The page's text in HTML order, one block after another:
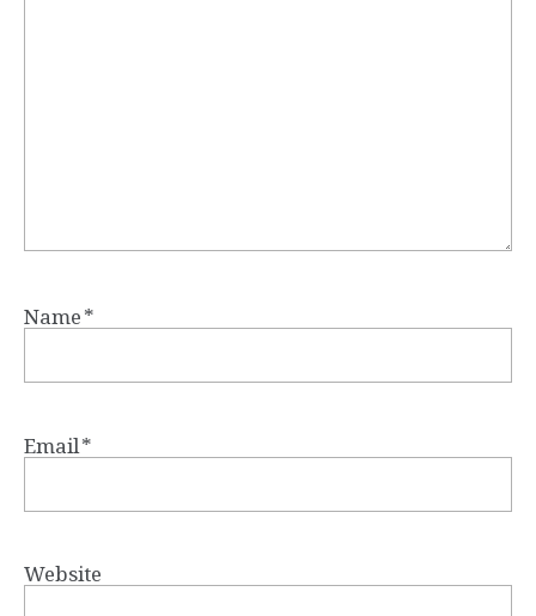
Name*
Email*
Website